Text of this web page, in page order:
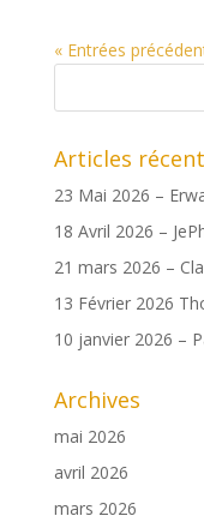
« Entrées
Articles
23 Mai 2026 –
18 Avril 2026 –
21 mars 2026 –
13 Février 2026
10 janvier 2026 –
Archives
mai 2026
avril 2026
mars 2026